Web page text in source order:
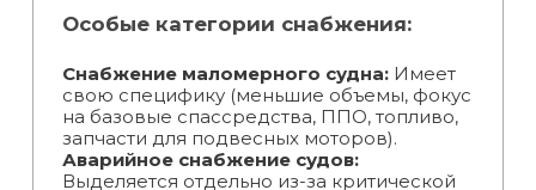
Особые категории снабжения:
Снабжение маломерного судна:Имеет
свою специфику (меньшие объемы, фокус
на базовые спассредства, ППО, топливо,
запчасти для подвесных моторов).
Аварийное снабжение судов:
Выделяется отдельно из-за критической